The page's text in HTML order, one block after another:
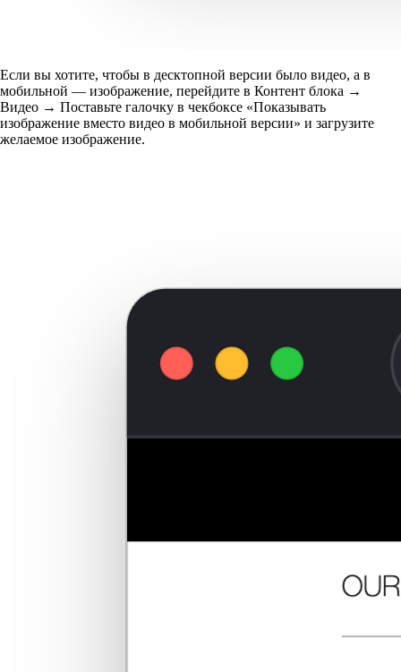
Если вы хотите, чтобы в десктопной версии было видео, а в
мобильной — изображение, перейдите в Контент блока →
Видео → Поставьте галочку в чекбоксе «Показывать
изображение вместо видео в мобильной версии» и загрузите
желаемое изображение.